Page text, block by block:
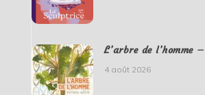
L’arbre de l’homme
4 août 2026